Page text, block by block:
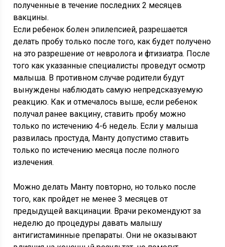
полученные в течение последних 2 месяцев
вакцины.
Если ребенок болен эпилепсией, разрешается
делать пробу только после того, как будет получено
на это разрешение от невролога и фтизиатра. После
того как указанные специалисты проведут осмотр
малыша. В противном случае родители будут
вынуждены наблюдать самую непредсказуемую
реакцию. Как и отмечалось выше, если ребенок
получал ранее вакцину, ставить пробу можно
только по истечению 4-6 недель. Если у малыша
развилась простуда, Манту допустимо ставить
только по истечению месяца после полного
излечения.
Можно делать Манту повторно, но только после
того, как пройдет не менее 3 месяцев от
предыдущей вакцинации. Врачи рекомендуют за
неделю до процедуры давать малышу
антигистаминные препараты. Они не оказывают